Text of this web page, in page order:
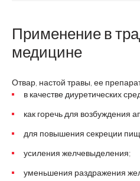
Применение в
медицине
Отвар, настой травы, ее
в качестве диуретических
как горечь для возбуждения
для повышения секреции
усиления желчевыделения;
уменьшения раздражения